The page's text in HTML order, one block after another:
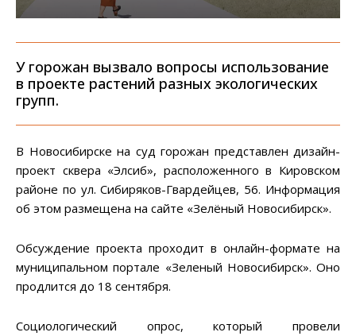
У горожан вызвало вопросы использование
в проекте растений разных экологических
групп.
В Новосибирске на суд горожан представлен дизайн-
проект сквера «Элсиб», расположенного в Кировском
районе по ул. Сибиряков-Гвардейцев, 56. Информация
об этом размещена на сайте «Зелёный Новосибирск».
Обсуждение проекта проходит в онлайн-формате на
муниципальном портале «Зеленый Новосибирск». Оно
продлится до 18 сентября.
Социологический опрос, который провели